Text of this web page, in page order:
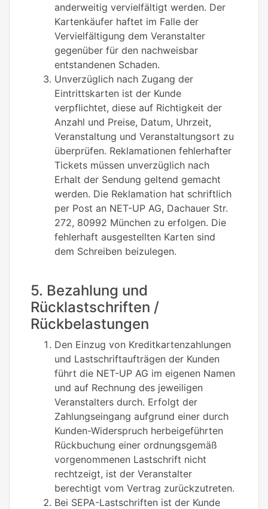
anderweitig vervielfältigt werden. Der
Kartenkäufer haftet im Falle der
Vervielfältigung dem Veranstalter
gegenüber für den nachweisbar
entstandenen Schaden.
Unverzüglich nach Zugang der
Eintrittskarten ist der Kunde
verpflichtet, diese auf Richtigkeit der
Anzahl und Preise, Datum, Uhrzeit,
Veranstaltung und Veranstaltungsort zu
überprüfen. Reklamationen fehlerhafter
Tickets müssen unverzüglich nach
Erhalt der Sendung geltend gemacht
werden. Die Reklamation hat schriftlich
per Post an NET-UP AG, Dachauer Str.
272, 80992 München zu erfolgen. Die
fehlerhaft ausgestellten Karten sind
dem Schreiben beizulegen.
5. Bezahlung und
Rücklastschriften /
Rückbelastungen
Den Einzug von Kreditkartenzahlungen
und Lastschriftaufträgen der Kunden
führt die NET-UP AG im eigenen Namen
und auf Rechnung des jeweiligen
Veranstalters durch. Erfolgt der
Zahlungseingang aufgrund einer durch
Kunden-Widerspruch herbeigeführten
Rückbuchung einer ordnungsgemäß
vorgenommenen Lastschrift nicht
rechtzeigt, ist der Veranstalter
berechtigt vom Vertrag zurückzutreten.
Bei SEPA-Lastschriften ist der Kunde